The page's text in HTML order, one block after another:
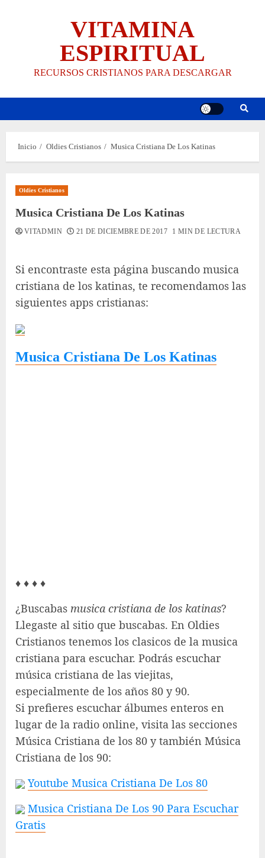
VITAMINA
ESPIRITUAL
RECURSOS CRISTIANOS PARA DESCARGAR
Inicio Oldies Cristianos Musica Cristiana De Los Katinas
Oldies Cristianos
Musica Cristiana De Los Katinas
VITADMIN 21 DE DICIEMBRE DE 2017 1 MIN DE LECTURA
Si encontraste esta página buscando musica
cristiana de los katinas, te recomendamos las
siguientes apps cristianas:
Musica Cristiana De Los Katinas
♦ ♦ ♦ ♦
¿Buscabas musica cristiana de los katinas?
Llegaste al sitio que buscabas. En Oldies
Cristianos tenemos los clasicos de la musica
cristiana para escuchar. Podrás escuchar
música cristiana de las viejitas,
especialmente de los años 80 y 90.
Si prefieres escuchar álbumes enteros en
lugar de la radio online, visita las secciones
Música Cristiana de los 80 y también Música
Cristiana de los 90:
Youtube Musica Cristiana De Los 80
Musica Cristiana De Los 90 Para Escuchar
Gratis